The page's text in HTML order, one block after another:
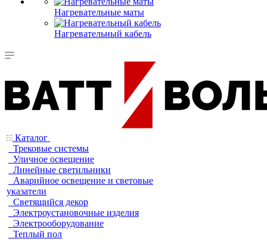
Нагревательные маты
Нагревательный кабель
Каталог
Трековые системы
Уличное освещение
Линейные светильники
Аварийное освещение и световые
указатели
Светящийся декор
Электроустановочные изделия
Электрооборудование
Теплый пол